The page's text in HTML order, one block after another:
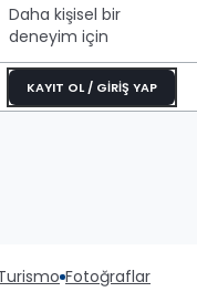
Daha kişisel bir
deneyim için
KAYIT OL / GİRİŞ YAP
Fotoğraflar